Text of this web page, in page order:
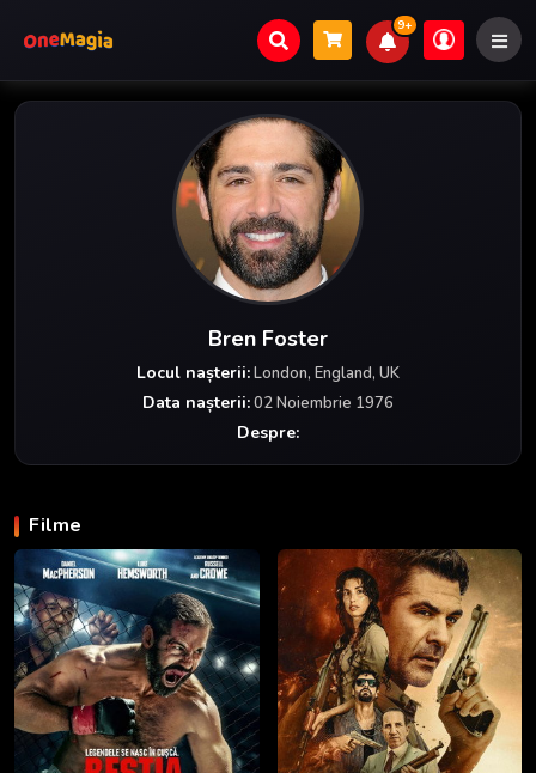
9+
Bren Foster
Locul nașterii:London, England, UK
Data nașterii:02 Noiembrie 1976
Despre:
Filme